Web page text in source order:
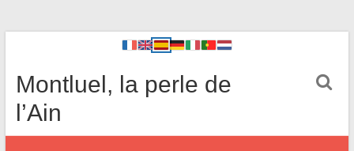
Montluel, la perle de
l’Ain